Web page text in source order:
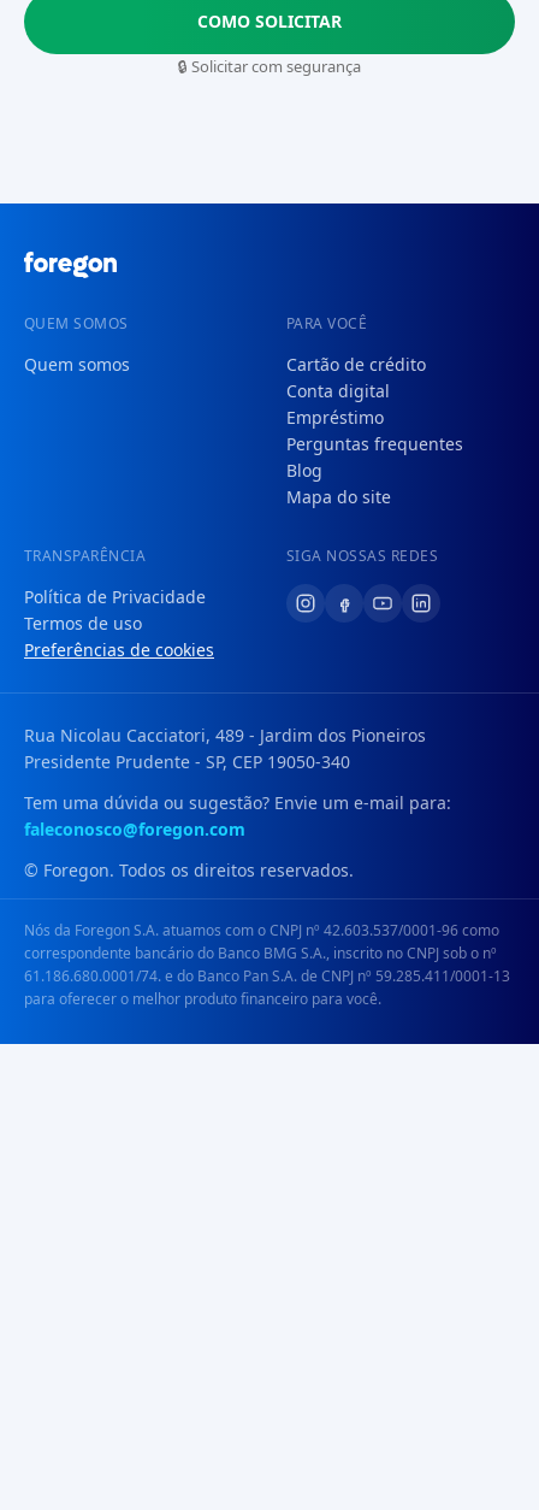
COMO SOLICITAR
🔒 Solicitar com segurança
QUEM SOMOS
Quem somos
PARA VOCÊ
Cartão de crédito
Conta digital
Empréstimo
Perguntas frequentes
Blog
Mapa do site
TRANSPARÊNCIA
Política de Privacidade
Termos de uso
Preferências de cookies
SIGA NOSSAS REDES
Rua Nicolau Cacciatori, 489 - Jardim dos Pioneiros
Presidente Prudente - SP, CEP 19050-340
Tem uma dúvida ou sugestão? Envie um e-mail para:
faleconosco@foregon.com
© Foregon. Todos os direitos reservados.
Nós da Foregon S.A. atuamos com o CNPJ nº 42.603.537/0001-96 como
correspondente bancário do Banco BMG S.A., inscrito no CNPJ sob o nº
61.186.680.0001/74. e do Banco Pan S.A. de CNPJ nº 59.285.411/0001-13
para oferecer o melhor produto financeiro para você.